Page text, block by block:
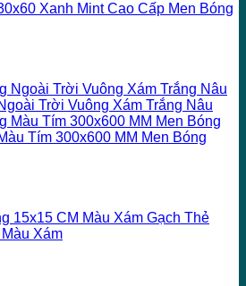
Xanh Mint Cao Cấp Men Bóng
Trời Vuông Xám Trắng Nâu
Tím 300x600 MM Men Bóng
Gạch Thẻ
Xám